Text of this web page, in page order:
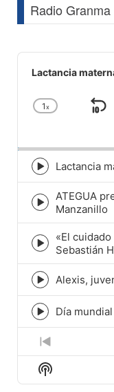
Radio
Audio
Player
Lactancia
Change
1x
Episode
play
icon
Lactancia
Episode
play
icon
ATEGUA
Manzanillo
Episode
play
icon
«El
Sebastián
Episode
play
icon
Alexis,
Episode
play
icon
Día
Previous
Episode
Show
Podcast